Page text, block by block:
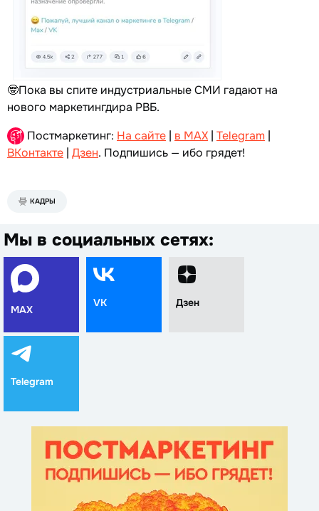
🤓Пока вы спите индустриальные СМИ гадают на
нового маркетингдира РВБ.
Постмаркетинг: На сайте | в MAX | Telegram |
ВКонтакте | Дзен. Подпишись — ибо грядет!
КАДРЫ
Мы в социальных сетях:
MAX
VK Дзен
Telegram